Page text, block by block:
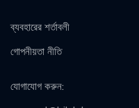
ব্যবহারের শর্তাবলী
গোপনীয়তা নীতি
যোগাযোগ করুন: